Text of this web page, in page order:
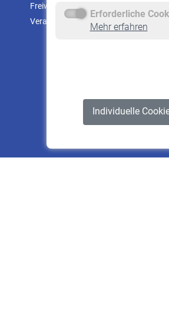
Erforderliche
Mehr erfahren
Individuelle
Freiwillige Versicherung
Veranstaltungen